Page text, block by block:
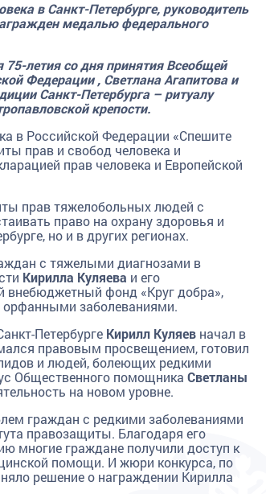
в Санкт-Петербурге, руководитель
медалью федерального
летия со дня принятия Всеобщей
Федерации , Светлана Агапитова и
Санкт-Петербурга – ритуалу
крепости.
в Российской Федерации «Спешите
прав и свобод человека и
прав человека и Европейской
прав тяжелобольных людей с
право на охрану здоровья и
но и в других регионах.
с тяжелыми диагнозами в
Кирилла Куляева и его
внебюджетный фонд «Круг добра»,
заболеваниями.
Петербурге Кирилл Куляев начал в
правовым просвещением, готовил
и людей, болеющих редкими
Общественного помощника Светланы
на новом уровне.
граждан с редкими заболеваниями
правозащиты. Благодаря его
многие граждане получили доступ к
помощи. И жюри конкурса, по
решение о награждении Кирилла